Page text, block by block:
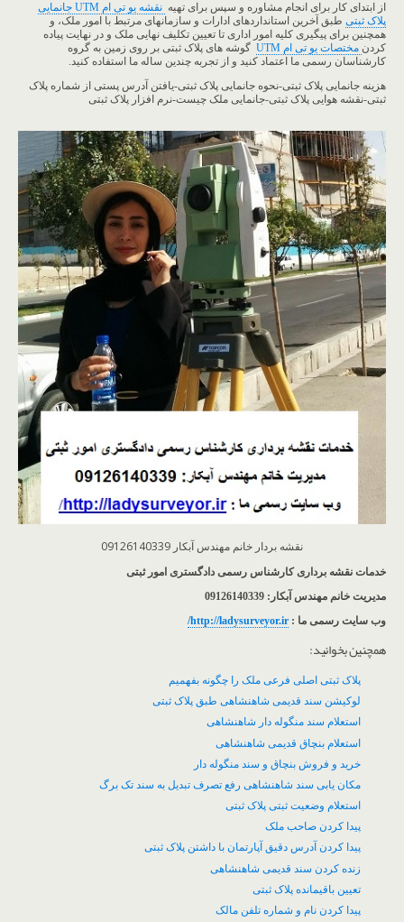
از ابتدای کار برای انجام مشاوره و سپس برای تهیه
نقشه یو تی ام UTM جانمایی
پلاک ثبتی طبق آخرین استانداردهای ادارات و سازمانهای مرتبط با امور ملک، و
همچنین برای پیگیری کلیه امور اداری تا تعیین تکلیف نهایی ملک و در نهایت پیاده
کردن مختصات یو تی ام UTM
گوشه های پلاک ثبتی بر روی زمین به گروه
کارشناسان رسمی ما اعتماد کنید و از تجربه چندین ساله ما استفاده کنید.
هزینه جانمایی پلاک ثبتی-نحوه جانمایی پلاک ثبتی-یافتن آدرس پستی از شماره پلاک
ثبتی-نقشه هوایی پلاک ثبتی-جانمایی ملک چیست-نرم افزار پلاک ثبتی
نقشه بردار خانم مهندس آبکار 09126140339
خدمات نقشه برداری کارشناس رسمی دادگستری امور ثبتی
مدیریت خانم مهندس آبکار: 09126140339
وب سایت رسمی ما : http://ladysurveyor.ir/
همچنین بخوانید:
پلاک ثبتی اصلی فرعی ملک را چگونه بفهمیم
لوکیشن سند قدیمی شاهنشاهی طبق پلاک ثبتی
استعلام سند منگوله دار شاهنشاهی
استعلام بنچاق قدیمی شاهنشاهی
خرید و فروش بنچاق و سند منگوله دار
مکان یابی سند شاهنشاهی رفع تصرف تبدیل به سند تک برگ
استعلام وضعیت ثبتی پلاک ثبتی
پیدا کردن صاحب ملک
پیدا کردن آدرس دقیق آپارتمان با داشتن پلاک ثبتی
زنده کردن سند قدیمی شاهنشاهی
تعیین باقیمانده پلاک ثبتی
پیدا کردن نام و شماره تلفن مالک